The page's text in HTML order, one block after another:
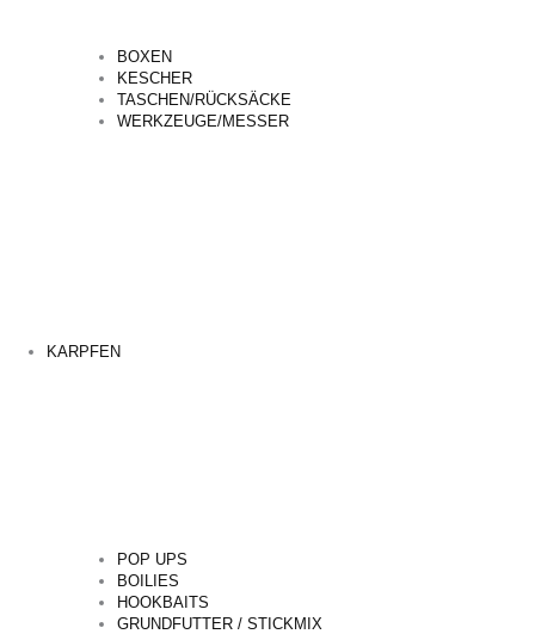
BOXEN
KESCHER
TASCHEN/RÜCKSÄCKE
WERKZEUGE/MESSER
KARPFEN
POP UPS
BOILIES
HOOKBAITS
GRUNDFUTTER / STICKMIX